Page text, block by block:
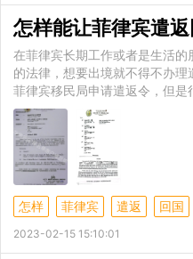
怎样能让菲律宾遣
在菲律宾长期工作或者是生活
的法律，想要出境就不得不办
菲律宾移民局申请遣返令，但是
怎样 菲律宾 遣返 回国
2023-02-15 15:10:01